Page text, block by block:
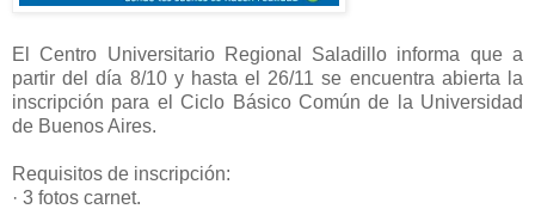
El Centro Universitario Regional Saladillo informa que a
partir del día 8/10 y hasta el 26/11 se encuentra abierta la
inscripción para el Ciclo Básico Común de la Universidad
de Buenos Aires.
Requisitos de inscripción:
· 3 fotos carnet.